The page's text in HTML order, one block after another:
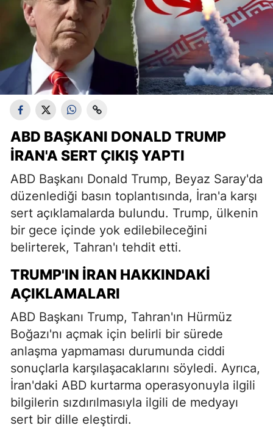
ABD BAŞKANI DONALD TRUMP
İRAN'A SERT ÇIKIŞ YAPTI
ABD Başkanı Donald Trump, Beyaz Saray'da
düzenlediği basın toplantısında, İran'a karşı
sert açıklamalarda bulundu. Trump, ülkenin
bir gece içinde yok edilebileceğini
belirterek, Tahran'ı tehdit etti.
TRUMP'IN İRAN HAKKINDAKI
AÇIKLAMALARI
ABD Başkanı Trump, Tahran'ın Hürmüz
Boğazı'nı açmak için belirli bir sürede
anlaşma yapmaması durumunda ciddi
sonuçlarla karşılaşacaklarını söyledi. Ayrıca,
İran'daki ABD kurtarma operasyonuyla ilgili
bilgilerin sızdırılmasıyla ilgili de medyayı
sert bir dille eleştirdi.